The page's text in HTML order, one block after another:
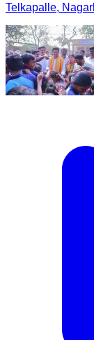
Telkapalle,